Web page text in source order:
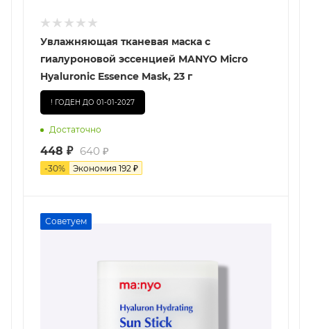
Увлажняющая тканевая маска с
гиалуроновой эссенцией MANYO Micro
Hyaluronic Essence Mask, 23 г
! ГОДЕН ДО 01-01-2027
Достаточно
448 ₽ 640 ₽
-30% Экономия 192 ₽
Советуем